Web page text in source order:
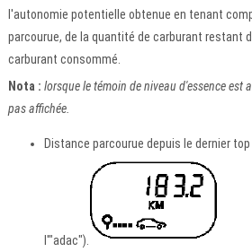
l'autonomie potentielle obtenue en tenant
parcourue, de la quantité de carburant restant
carburant consommé.
Nota : lorsque le témoin de niveau d'essence est
pas affichée.
Distance parcourue depuis le dernier
l'"adac").